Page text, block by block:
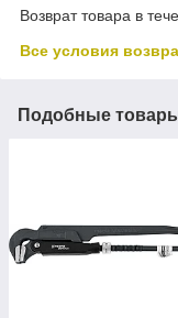
Возврат товара в
Все условия
Подобные